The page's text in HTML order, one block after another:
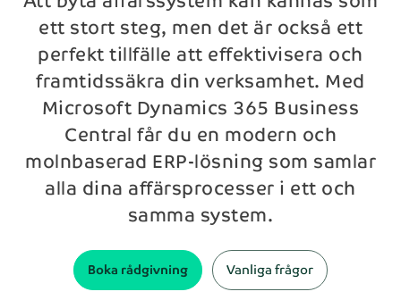
arrow_right_alt
ett stort steg, men det är också ett
perfekt tillfälle att effektivisera och
framtidssäkra din verksamhet. Med
Microsoft Dynamics 365 Business
Central får du en modern och
molnbaserad ERP-lösning som samlar
alla dina affärsprocesser i ett och
samma system.
Boka rådgivning Vanliga frågor
Efternamn*
Företag
E-post*
Meddelande